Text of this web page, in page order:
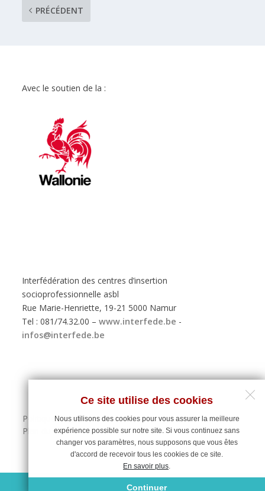
Ce site utilise des cookies
Nous utilisons des cookies pour vous assurer la meilleure
expérience possible sur notre site. Si vous continuez sans
changer vos paramètres, nous supposons que vous êtes
d'accord de recevoir tous les cookies de ce site.
En savoir plus.
Continuer
PRÉCÉDENT
Avec le soutien de la :
Interfédération des centres d’insertion
socioprofessionnelle asbl
Rue Marie-Henriette, 19-21 5000 Namur
Tel : 081/74.32.00 –www.interfede.be -
infos@interfede.be
Politique de protection des données personnelles
Plan du site
Maintenance du site : Deligraph